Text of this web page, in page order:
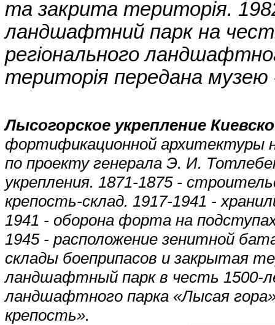
та закрита територія.
ландшафтний парк на
регіонального
територія передана музею
Лысогорское укрепление
фортификационной архитектуры
по проекту генерала Э. И.
укрепления. 1871-1875 -
крепость-склад. 1917-1941 -
1941 - оборона форта на
1945 - расположение зенитной
склады боеприпасов и закрытая
ландшафтный парк в честь 1500-
ландшафтного парка «Лысая
крепость».